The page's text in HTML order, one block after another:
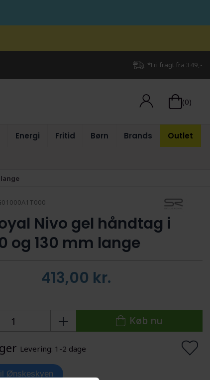
*Fri fragt fra 349,-
(0)
Energi Fritid Børn Brands Outlet
Nivo gel håndtag i
og 130 mm lange
413,00 kr.
Køb nu
Levering: 1-2 dage
Ønskeskyen